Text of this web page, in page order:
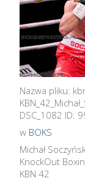
Nazwa pliku:
DSC_1082 ID:
w BOKS
Michał
KnockOut
KBN 42